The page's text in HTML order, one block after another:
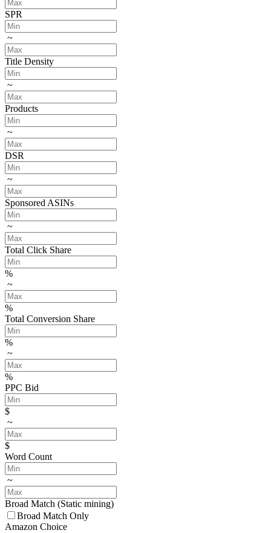
SPR
~
Title Density
~
Products
~
DSR
~
Sponsored ASINs
~
Total Click Share
%
~
%
Total Conversion Share
%
~
%
PPC Bid
$
~
$
Word Count
~
Broad Match (Static mining)
Broad Match Only
Amazon Choice